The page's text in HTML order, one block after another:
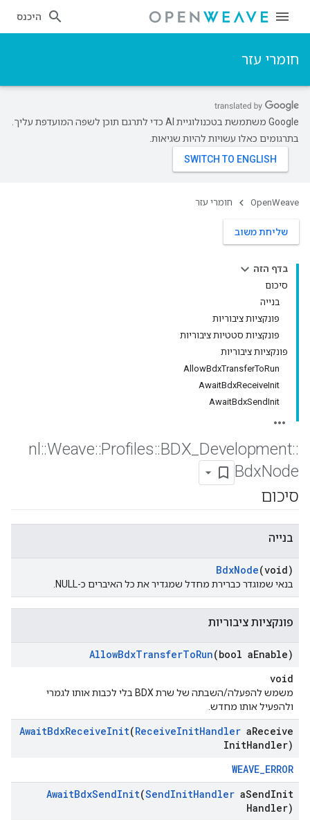
היכנס
חומרי עזר
‫Google משתמשת בטכנולוגיית AI כדי לתרגם תוכן לשפה המועדפת עליך.
בתרגומים כאלו עשויות להיות שגיאות.
OpenWeave חומרי עזר
שליחת משוב
בדף הזה
סיכום
בנייה
פונקציות ציבוריות
פונקציות סטטיות ציבוריות
פונקציות ציבוריות
AllowBdxTransferToRun
AwaitBdxReceiveInit
AwaitBdxSendInit
nl ::Weave::Profiles::BDX Development::
BdxNode
סיכום
בנייה
BdxNode(void)
בנאי שמוגדר כברירת מחדל שמגדיר את כל האיברים כ-NULL.
פונקציות ציבוריות
AllowBdxTransferToRun(bool aEnable)
void
משמש להפעלה/השבתה של שרת BDX בלי לכבות אותו לגמרי
ולהפעיל אותו מחדש.
AwaitBdxReceiveInit(ReceiveInitHandler aReceive
InitHandler)
WEAVE_ERROR
AwaitBdxSendInit(SendInitHandler aSendInit
Handler)